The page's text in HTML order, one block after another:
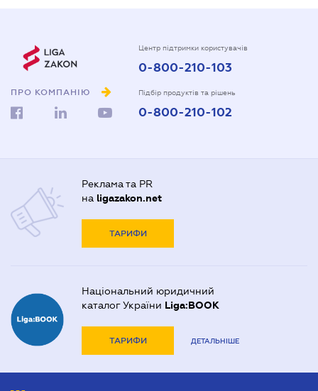
ПРО КОМПАНІЮ
Центр підтримки користувачів
0-800-210-103
Підбір продуктів та рішень
0-800-210-102
Реклама та PR
на ligazakon.net
ТАРИФИ
Національний юридичний
каталог України Liga:BOOK
ТАРИФИ ДЕТАЛЬНІШЕ